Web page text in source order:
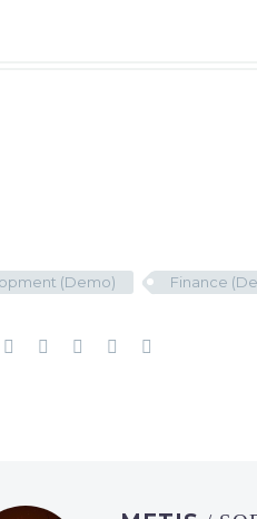
(Demo) Finance